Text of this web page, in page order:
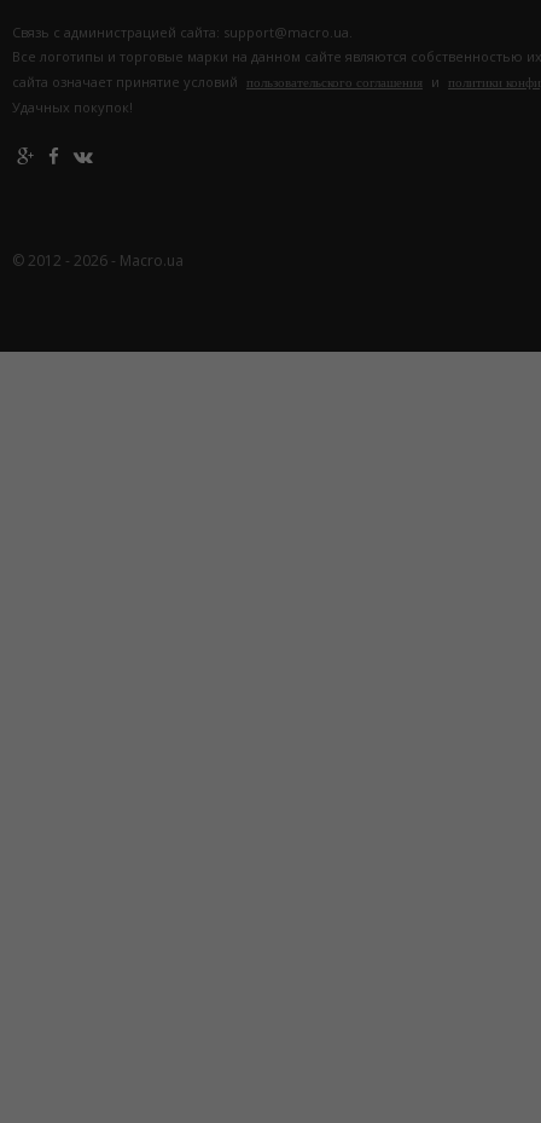
Связь с администрацией сайта: support@macro.ua.
Все логотипы и торговые марки на данном сайте являются собственностью
сайта означает принятие условий
пользовательского соглашения и политики
Удачных покупок!
© 2012 - 2026 - Macro.ua